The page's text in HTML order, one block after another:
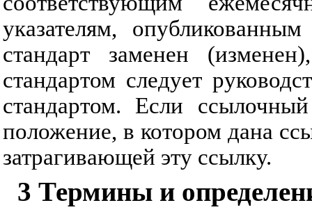
указателям,
стандарт заменен
стандартом следует
стандартом. Если
положение, в котором дана
затрагивающей эту ссылку.
3 Термины и